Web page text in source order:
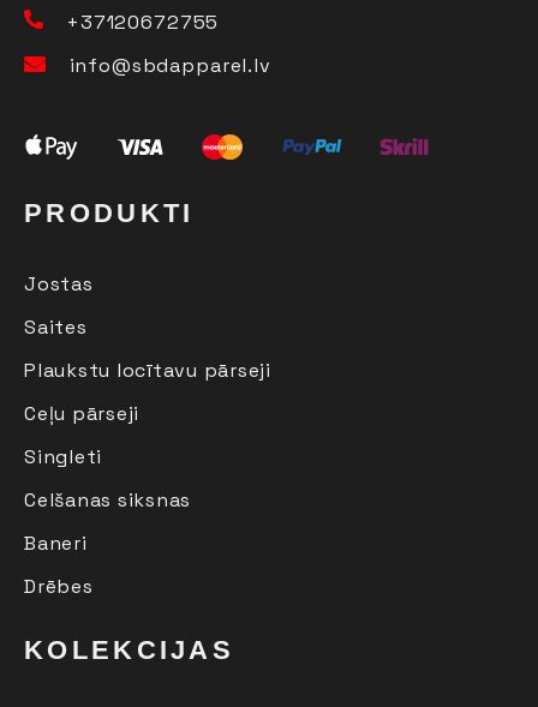
+37120672755
info@sbdapparel.lv
PRODUKTI
Jostas
Saites
Plaukstu locītavu pārseji
Ceļu pārseji
Singleti
Celšanas siksnas
Baneri
Drēbes
KOLEKCIJAS